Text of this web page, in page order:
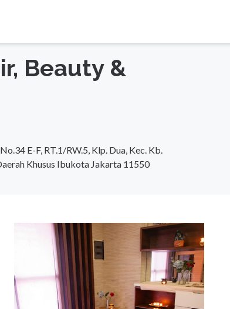
Beauty &
E-F, RT.1/RW.5, Klp. Dua, Kec. Kb.
Khusus Ibukota Jakarta 11550